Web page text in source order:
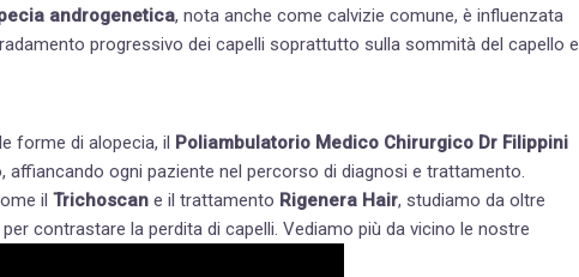
androgenetica, nota anche come calvizie comune, è influenzata
progressivo dei capelli soprattutto sulla sommità del capello e
forme di alopecia, il
Poliambulatorio Medico Chirurgico Dr Filippini
ogni paziente nel percorso di diagnosi e trattamento.
il Trichoscan e il trattamento Rigenera Hair, studiamo da oltre
contrastare la perdita di capelli. Vediamo più da vicino le nostre